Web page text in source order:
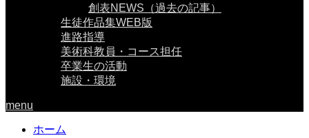
創表NEWS（過去の記事）
生徒作品集WEB版
進路指導
美術科教員・コース担任
卒業生の活動
施設・環境
menu
ホーム